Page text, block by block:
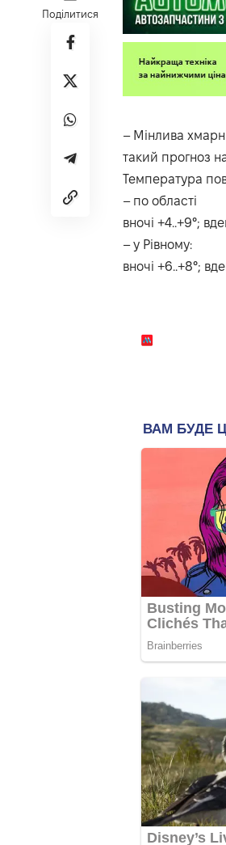
Поділитися
– Мінлива
такий прогноз
Температура
– по області
вночі +4..+9°;
– у Рівному:
вночі +6..+8°;